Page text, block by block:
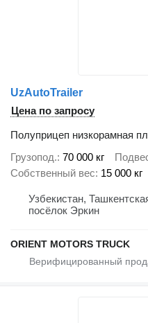
UzAutoTrailer
Цена по запросу
Полуприцеп низкорамная
Грузопод. 70 000 кг
Собственный вес 15 000 кг
Узбекистан,
посёлок Эркин
ORIENT MOTORS TRUCK